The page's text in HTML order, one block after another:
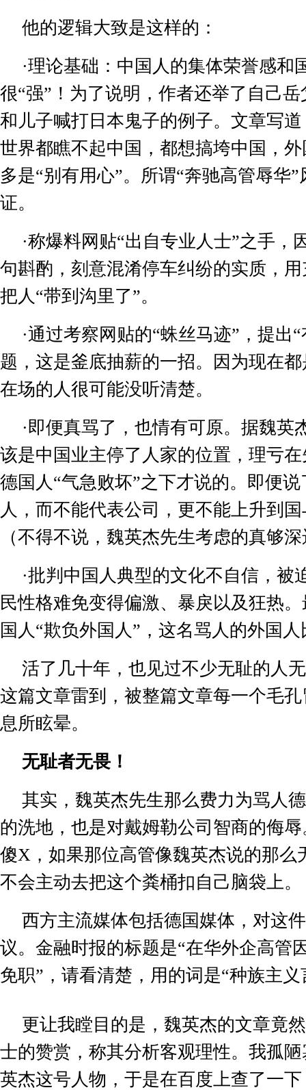
他的逻辑大致是这样的：
·理论基础：中国人的集体荣誉感和
很“强” ！为了说明，作者还举了自己
和儿子喊打日本鬼子的例子。文章写
世界都瞧不起中国，都想搞垮中国，
多是“别有用心”。所谓“奔驰高管辱华”
证。
·称爆料网贴“出自专业人士”之手，
句斟酌，刻意混淆停车纠纷的实质，
把人“带到沟里了”。
·通过考察网贴的“蛛丝马迹” ，提出“
题，这是釜底抽薪的一招。因为现在
在场的人很可能没听清楚。
·即便真骂了，也情有可原。据魏英
该是中国业主停了人家的位置，理亏
德国人“气急败坏”之下才说的。即便
人，而不能代表公司，更不能上升到
（不得不说，魏英杰先生考虑的真够
·批判中国人典型的文化不自信，被
民性格难免变得偏激、暴戾以及狂热
国人“欺负外国人” ，这名骂人的外国
活了几十年，也见过不少无耻的人
这篇文章雷到，被整篇文章每一个毛
息所眩晕。
无耻者无畏！
其实，魏英杰先生那么费力为骂人
的洗地，也是对戴姆勒公司智商的侮
傻X ，如果那位高管像魏英杰说的那
不会主动去把这个粪桶扣自己脑袋上。
西方主流媒体包括德国媒体，对这
议。金融时报的标题是“在华外企高管
免职” ，请看清楚，用的词是“种族主义
更让我瞠目的是，魏英杰的文章竟
士的赞赏，称其分析客观理性。我孤
英杰这号人物，于是在百度上查了一